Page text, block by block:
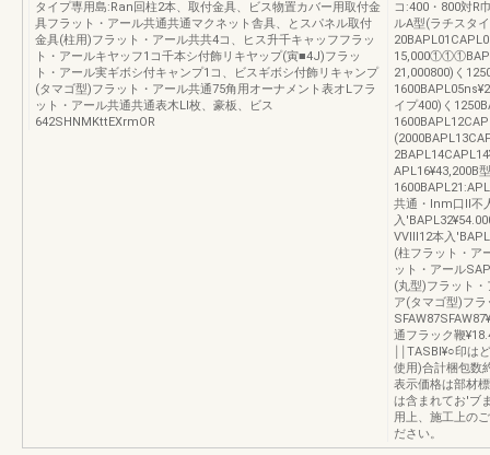
タイプ専用島:Ran回柱2本、取付金具、ビス物置カバー用取付金
具フラット・アール共通共通マクネット舎具、とスパネル取付
金具(柱用)フラット・アール共共4コ、ヒス升千キャッフフラッ
ト・アールキヤッフ1コ千本シ付飾リキヤップ(寅■4J)フラッ
ト・アール実ギボシ付キャンプ1コ、ビスギボシ付飾リキャンプ
(タマゴ型)フラット・アール共通75角用オーナメント表オLフラ
ット・アール共通共通表木Ll枚、豪板、ビス
642SHNMKttEXrmOR
コ:400・800対R
ルA型(ラチスタ
21,000800)く
イプ400)く
APL16¥43,200B
共通・lnm口ll不
入
VVⅢ12本入
(柱フラット・ア
ット・アール
(丸型)フラット・
ア(タマゴ型)フ
通フラック鞭
￨￨TASBI¥○印は
使用)合計梱包数
表示価格は部材
は含まれてお'ブ
用上、施工上の
ださい。